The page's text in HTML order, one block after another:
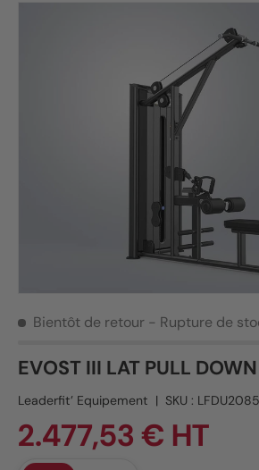
Passer aux informations produits
Bientôt de retour - Rupture de
EVOST III LAT PULL
Leaderfit’ Equipement | SKU : LFDU2085
2.477,53 € HT